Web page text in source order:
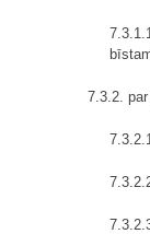
7.3.2.